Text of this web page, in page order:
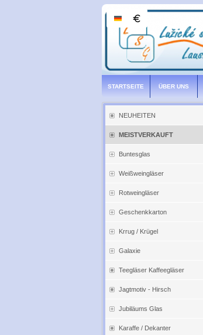
STARTSEITE ÜBER UNS
NEUHEITEN
MEISTVERKAUFT
Buntesglas
Weißweingläser
Rotweingläser
Geschenkkarton
Krrug / Krügel
Galaxie
Teegläser Kaffeegläser
Jagtmotiv - Hirsch
Jubiläums Glas
Karaffe / Dekanter